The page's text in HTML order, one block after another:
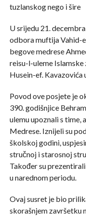
tuzlanskog nego i šire
U srijedu 21.
odbora muftija Vahid-
begove medrese
reisu-l-uleme
Husein-ef. Kavazovića
Povod ove posjete je
390. godišnjice
ulemu upoznali s time,
Medrese. Iznijeli su
školskoj godini,
stručnoj i starosnoj
Također su
u narednom periodu.
Ovaj susret je bio
skorašnjem završetku